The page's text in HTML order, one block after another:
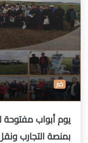
خبر
يوم أبواب مفتوحة
بمنصة التجارب